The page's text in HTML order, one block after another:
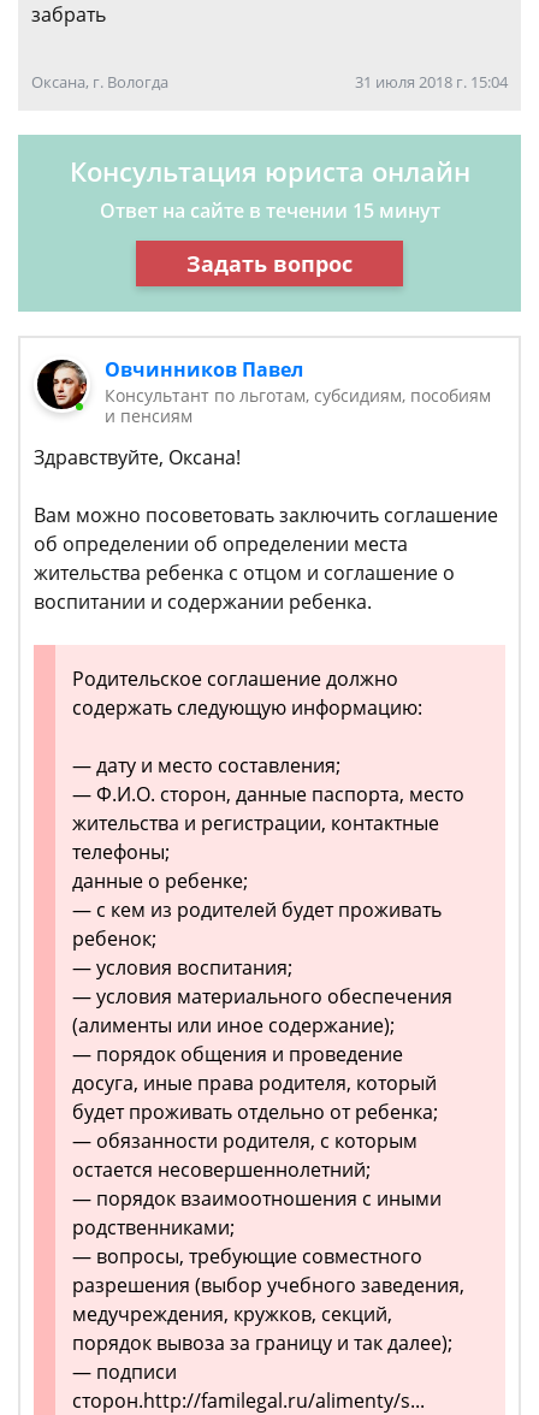
забрать
Оксана, г. Вологда 31 июля 2018 г. 15:04
Консультация юриста онлайн
Ответ на сайте в течении 15 минут
Задать вопрос
Овчинников Павел
Консультант по льготам, субсидиям, пособиям
и пенсиям
Здравствуйте, Оксана!
Вам можно посоветовать заключить соглашение
об определении об определении места
жительства ребенка с отцом и соглашение о
воспитании и содержании ребенка.
Родительское соглашение должно
содержать следующую информацию:
— дату и место составления;
— Ф.И.О. сторон, данные паспорта, место
жительства и регистрации, контактные
телефоны;
данные о ребенке;
— с кем из родителей будет проживать
ребенок;
— условия воспитания;
— условия материального обеспечения
(алименты или иное содержание);
— порядок общения и проведение
досуга, иные права родителя, который
будет проживать отдельно от ребенка;
— обязанности родителя, с которым
остается несовершеннолетний;
— порядок взаимоотношения с иными
родственниками;
— вопросы, требующие совместного
разрешения (выбор учебного заведения,
медучреждения, кружков, секций,
порядок вывоза за границу и так далее);
— подписи
сторон.http://familegal.ru/alimenty/s...